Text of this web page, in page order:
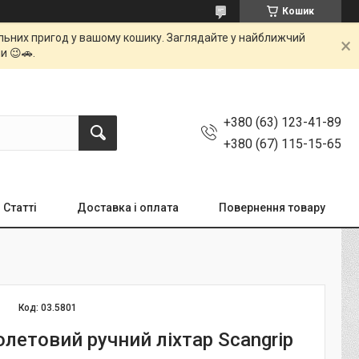
Кошик
пригод у вашому кошику. Заглядайте у найближчий
😉🚗.
+380 (63) 123-41-89
+380 (67) 115-15-65
Статті Доставка і оплата Повернення товару
Код:03.5801
ручний ліхтар Scangrip